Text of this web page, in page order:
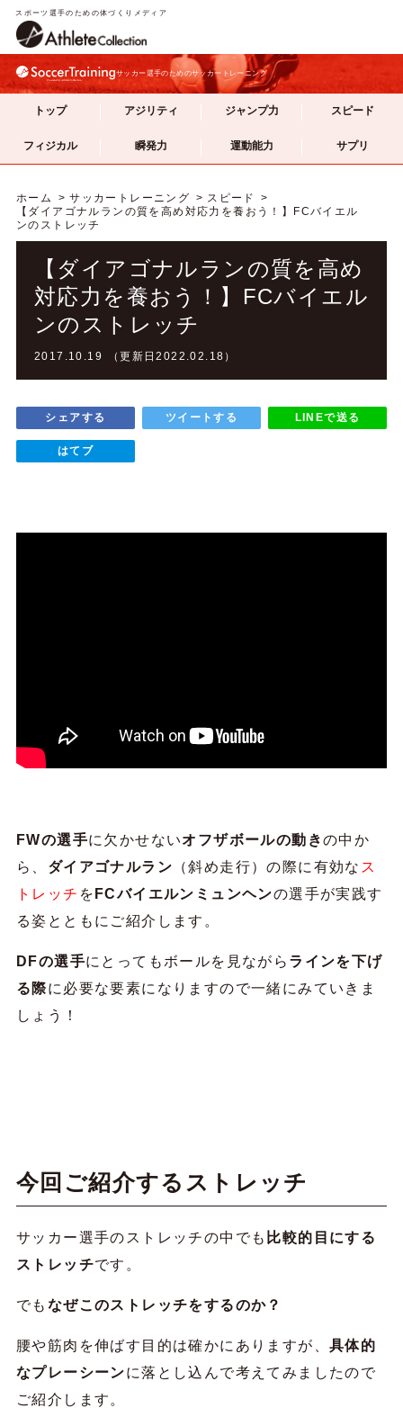
スポーツ選手のための体づくりメディア
サッカー選手のためのサッカートレーニング
トップ アジリティ ジャンプ力 スピード
フィジカル 瞬発力 運動能力 サプリ
ホーム サッカートレーニング
スピード
【ダイアゴナルランの質を高め対応力を養おう！】FCバイエル
ンのストレッチ
【ダイアゴナルランの質を高め
対応力を養おう！】FCバイエル
ンのストレッチ
2017.10.19 （更新日2022.02.18）
シェアする ツイートする LINEで送る
はてブ
FWの選手に欠かせないオフザボールの動きの中か
ら、 ダイアゴナルラン （斜め走行）の際に有効な ス
トレッチ を FCバイエルンミュンヘンの選手が実践す
る姿とともにご紹介します。
DFの選手にとってもボールを見ながら ラインを下げ
る際に必要な要素になりますので一緒にみていきま
しょう！
今回ご紹介するストレッチ
サッカー選手のストレッチの中でも 比較的目にする
ストレッチです。
でも なぜこのストレッチをするのか？
腰や筋肉を伸ばす目的は確かにありますが、 具体的
なプレーシーンに落とし込んで考えてみましたので
ご紹介します。